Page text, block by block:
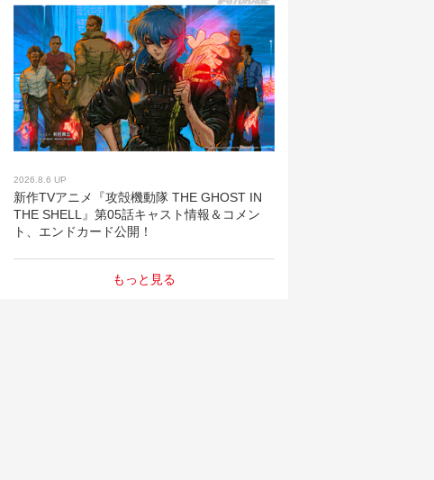
2026.8.6 UP
新作TVアニメ『攻殻機動隊 THE GHOST IN
THE SHELL』第05話キャスト情報＆コメン
ト、エンドカード公開！
もっと見る